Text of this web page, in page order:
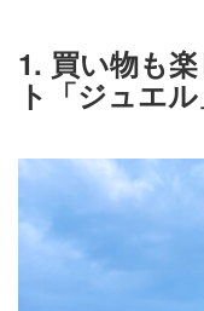
1. 買い物も
ト「ジュエル